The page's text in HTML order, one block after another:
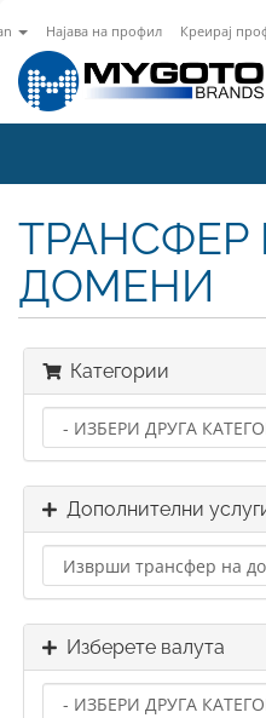
Најава на профил Креирај
ТРАНСФЕР
ДОМЕНИ
Категории
Дополнителни
Изберете валута